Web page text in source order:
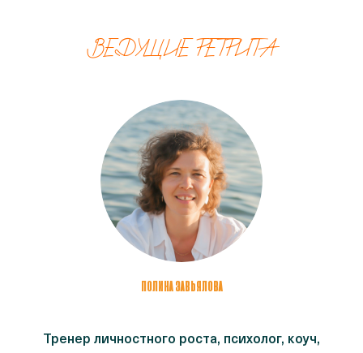
ВЕДУЩИЕ РЕТРИТА
ПОЛИНА ЗАВЬЯЛОВА
Тренер личностного роста, психолог, коуч,